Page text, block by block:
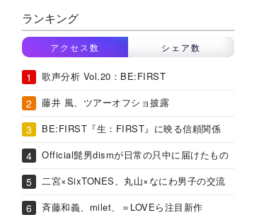
ランキング
アクセス数 シェア数
歌声分析 Vol.20：BE:FIRST
藤井 風、ツアーオフショ披露
BE:FIRST『生：FIRST』に映る信頼関係
Official髭男dismが日常の只中に届けたもの
二宮×SixTONES、丸山×なにわ男子の交流
斉藤和義、milet、＝LOVEら注目新作